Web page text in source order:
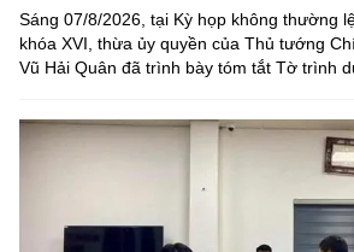
Sáng 07/8/2026, tại Kỳ họp không thường
khóa XVI, thừa ủy quyền của Thủ tướng
Vũ Hải Quân đã trình bày tóm tắt Tờ trình